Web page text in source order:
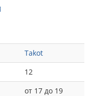
Takot
12
от 17 до 19